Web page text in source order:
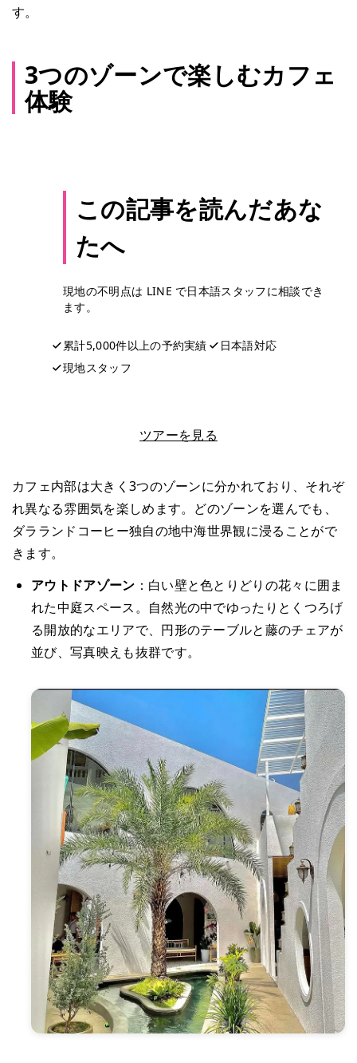
す。
3つのゾーンで楽しむカフェ
体験
この記事を読んだあな
たへ
現地の不明点は LINE で日本語スタッフに相談でき
ます。
累計5,000件以上の予約実績
日本語対応
現地スタッフ
ツアーを見る
カフェ内部は大きく3つのゾーンに分かれており、それぞ
れ異なる雰囲気を楽しめます。どのゾーンを選んでも、
ダラランドコーヒー独自の地中海世界観に浸ることがで
きます。
アウトドアゾーン ：白い壁と色とりどりの花々に囲ま
れた中庭スペース。自然光の中でゆったりとくつろげ
る開放的なエリアで、円形のテーブルと藤のチェアが
並び、写真映えも抜群です。